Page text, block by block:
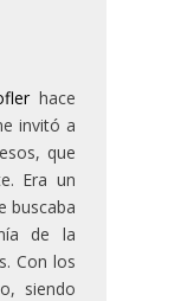
hace
invitó a
que
Era un
buscaba
de la
Con los
siendo